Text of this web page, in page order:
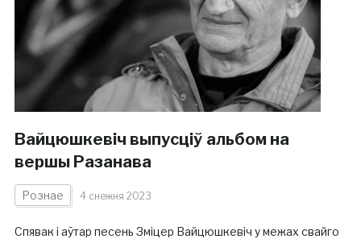
Вайцюшкевіч выпусціў альбом на
вершы Разанава
Рознае 4 снежня 2023
Спявак і аўтар песень Зміцер Вайцюшкевіч у межах свайго